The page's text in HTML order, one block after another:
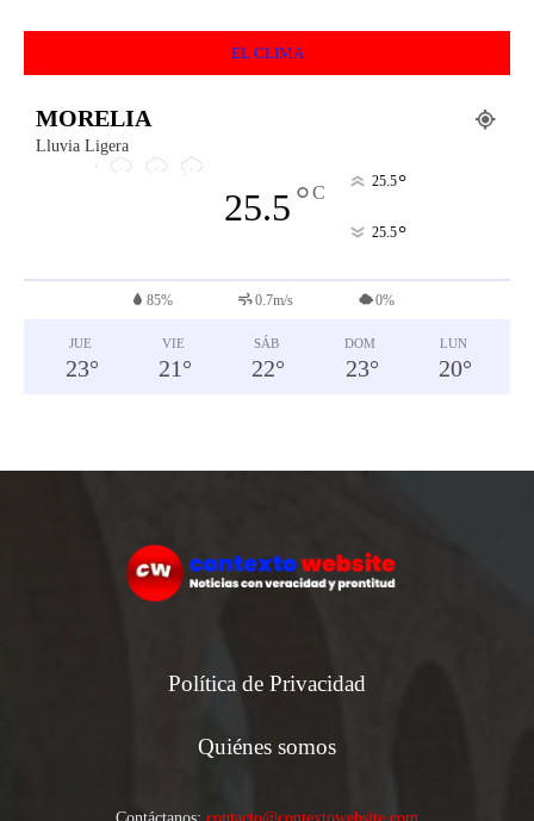
EL CLIMA
MORELIA
Lluvia Ligera
25.5°C
25.5°
25.5°
85% 0.7m/s 0%
JUE
23°
VIE
21 °
SÁB
22°
DOM
23°
LUN
20°
Política de Privacidad
Quiénes somos